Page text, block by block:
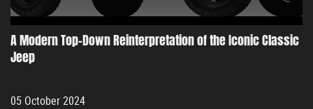
A Modern Top-Down Reinterpretation of the Iconic Classic
Jeep
05 October 2024